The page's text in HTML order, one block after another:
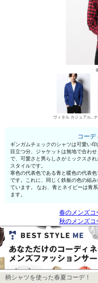
ヴィタル カジュアルジャケット
コーデ
ギンガムチェックのシャツは可愛い
目立つ分、ジャケットは無地で合わ
で、可愛さと男らしさがミックスさ
スタイルです。
寒色の代表色である青と暖色の代表
です。これに、同じく鉄板の色の組
ています。 なお、青とネイビーは青
ます。
春のメンズコ
秋のメンズコ
柄シャツを使った春夏コーデ！